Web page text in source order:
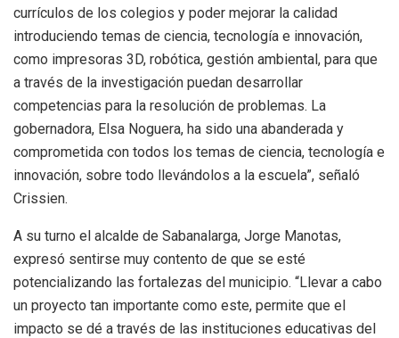
currículos de los colegios y poder mejorar la calidad
introduciendo temas de ciencia, tecnología e innovación,
como impresoras 3D, robótica, gestión ambiental, para que
a través de la investigación puedan desarrollar
competencias para la resolución de problemas. La
gobernadora, Elsa Noguera, ha sido una abanderada y
comprometida con todos los temas de ciencia, tecnología e
innovación, sobre todo llevándolos a la escuela”, señaló
Crissien.
A su turno el alcalde de Sabanalarga, Jorge Manotas,
expresó sentirse muy contento de que se esté
potencializando las fortalezas del municipio. “Llevar a cabo
un proyecto tan importante como este, permite que el
impacto se dé a través de las instituciones educativas del